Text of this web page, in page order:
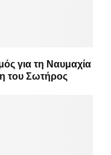
για τη Ναυμαχία
του Σωτήρος